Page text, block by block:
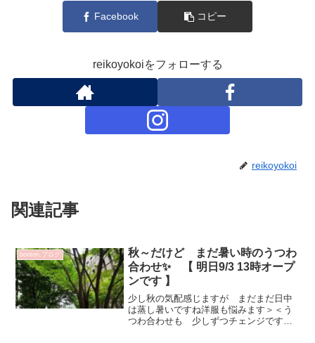
Facebook コピー
reikoyokoiをフォローする
reikoyokoi
関連記事
bonton.ブログ
秋～だけど まだ暑い時のうつわ
合わせ✨ 【 明日9/3 13時オープ
ンです 】
少し秋の気配感じますが まだまだ日中
は蒸し暑いですね洋服も悩みます＞＜う
つわ合わせも 少しずつチェンジですね